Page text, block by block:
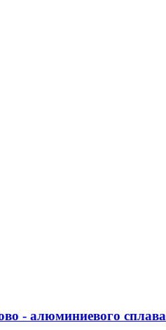
- алюминиевого сплава